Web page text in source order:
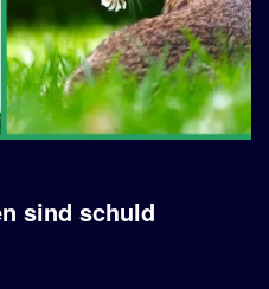
sind schuld